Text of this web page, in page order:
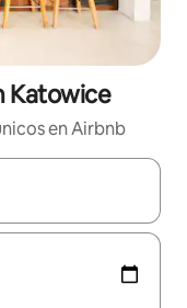
Katowice
en Airbnb
navega con las